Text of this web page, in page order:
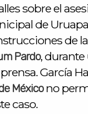
sobre el
de
de
Pardo, durante
García
Méxicono
caso.